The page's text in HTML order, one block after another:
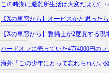
この時期に避難所生活は大変だよな(´
【Xの車窓から】オービスかと思っ
【Xの車窓から】整備士が2度見する
ハードオフに売っていた4万4000円のフ
海外「この少年にとって忘れられない